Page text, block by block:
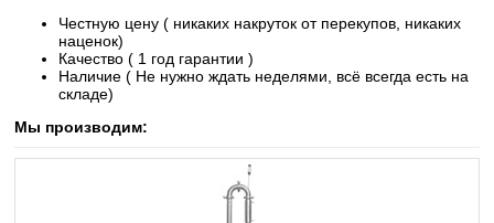
Честную цену ( никаких накруток от перекупов, никаких
наценок)
Качество ( 1 год гарантии )
Наличие ( Не нужно ждать неделями, всё всегда есть на
складе)
Мы производим: